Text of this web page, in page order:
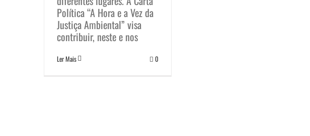
Política “A Hora e a Vez da
Justiça Ambiental” visa
contribuir, neste e nos
Ler Mais 0